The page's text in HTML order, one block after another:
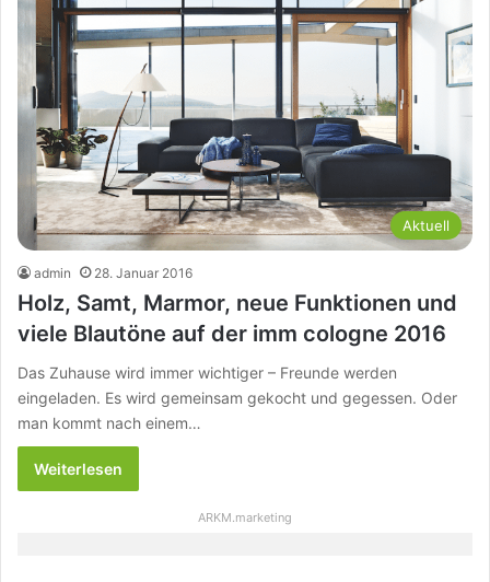
Aktuell
admin 28. Januar 2016
Holz, Samt, Marmor, neue Funktionen und
viele Blautöne auf der imm cologne 2016
Das Zuhause wird immer wichtiger – Freunde werden
eingeladen. Es wird gemeinsam gekocht und gegessen. Oder
man kommt nach einem…
Weiterlesen
ARKM.marketing